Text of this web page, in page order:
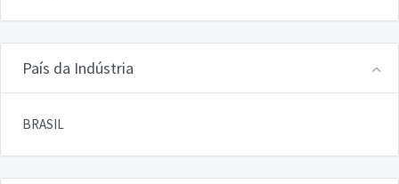
País da Indústria
BRASIL